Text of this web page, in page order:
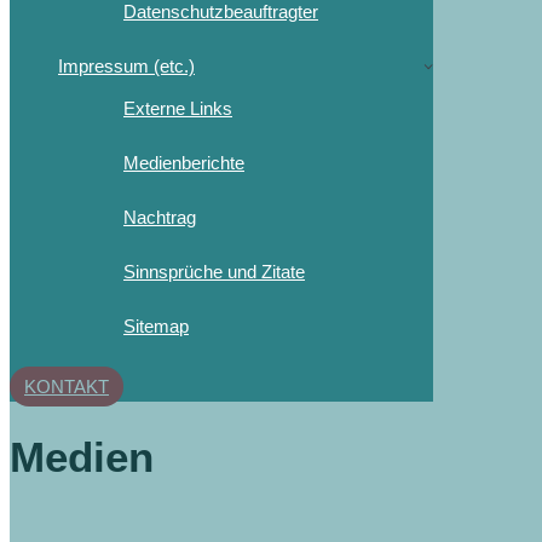
Datenschutzbeauftragter
Impressum (etc.)
Externe Links
Medienberichte
Nachtrag
Sinnsprüche und Zitate
Sitemap
KONTAKT
Medien